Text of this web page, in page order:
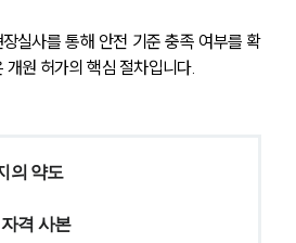
실사를 통해 안전 기준 충족 여부를 확
원 허가의 핵심 절차입니다.
의 약도
격 사본